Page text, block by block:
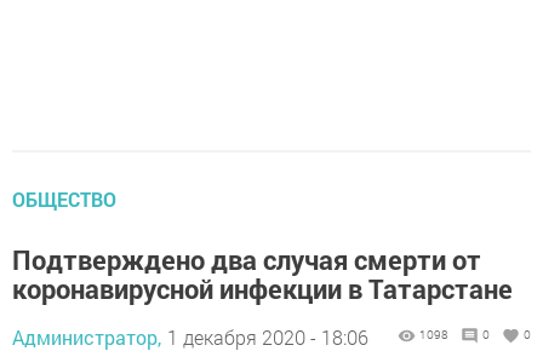
ОБЩЕСТВО
Подтверждено два случая смерти от
коронавирусной инфекции в Татарстане
Администратор, 1 декабря 2020 - 18:06 1098 0 0